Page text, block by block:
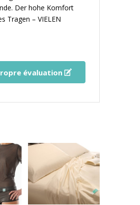
Der hohe Komfort
Tragen – VIELEN
évaluation